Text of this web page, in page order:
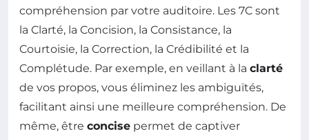
compréhension par votre auditoire. Les 7C sont
la Clarté, la Concision, la Consistance, la
Courtoisie, la Correction, la Crédibilité et la
Complétude. Par exemple, en veillant à la clarté
de vos propos, vous éliminez les ambiguïtés,
facilitant ainsi une meilleure compréhension. De
même, être concise permet de captiver